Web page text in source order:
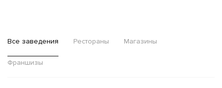
Все заведения Рестораны Магазины
Франшизы